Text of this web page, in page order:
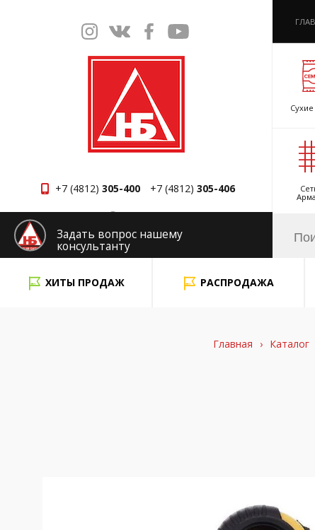
+7 (4812) 305-400 +7 (4812) 305-406
Смоленск
Задать вопрос нашему
консультанту
ХИТЫ ПРОДАЖ
РАСПРОДАЖА
Главная › Каталог